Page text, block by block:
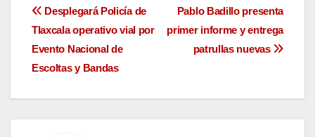
Navegación
de
entradas
Pablo Badillo presenta
primer informe y entrega
patrullas nuevas
Desplegará Policía de
Tlaxcala operativo vial por
Evento Nacional de
Escoltas y Bandas